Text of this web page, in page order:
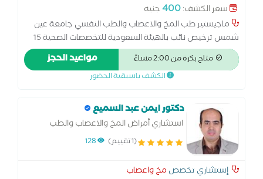
سعر الكشف:400جنيه
ماجيستير طب المخ والاعصاب والطب النفسي جامعة عين
شمس ترخيص نائب بالهيئة السعودية للتخصصات الصحية 15
سنة خبرة مستشفيات معهد ناصر للبحوث والعلاج -
مستشفيات المواساة بالسعودية استشاري علاج جلطات ونزيف
المخ والتشنجات والصداع والانزلاق الغضروفي والشلل الرعاش
ورسم المخ وحقن البوتكس للصداع المزمن وتيبس العضلات
متاح بكرة من 2:00 مساءً مواعيد الحجز
الكشف باسبقية الحضور
دكتور ايمن عبد السميع
استشاري أمراض المخ والاعصاب والطب
النفسي
(1 تقييم) 128
إستشاري تخصص مخ واعصاب